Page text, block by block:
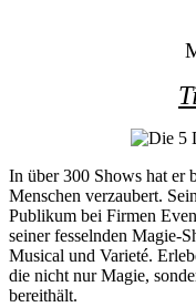
In über 300 Shows hat er
Menschen verzaubert.
Publikum bei Firmen
seiner fesselnden Magie-
Musical und Varieté.
die nicht nur Magie,
bereithält.